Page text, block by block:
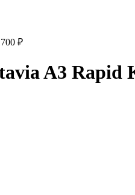
₽
A3 Rapid